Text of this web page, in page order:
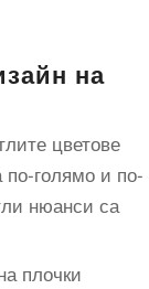
на
цветове
по-голямо и по-
нюанси са
плочки